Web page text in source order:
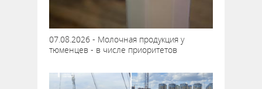
07.08.2026 - Молочная продукция у
тюменцев - в числе приоритетов